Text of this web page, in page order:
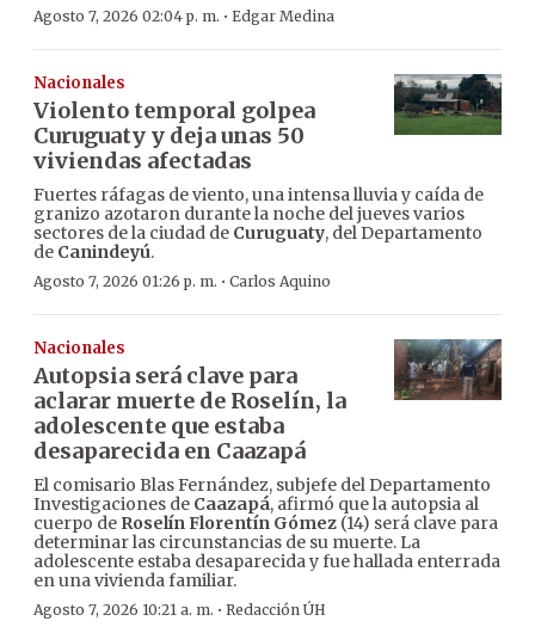
Agosto 7, 2026 02:04 p. m. · Edgar Medina
Nacionales
Violento temporal golpea
Curuguaty y deja unas 50
viviendas afectadas
Fuertes ráfagas de viento, una intensa lluvia y caída de
granizo azotaron durante la noche del jueves varios
sectores de la ciudad de Curuguaty, del Departamento
de Canindeyú.
Agosto 7, 2026 01:26 p. m. · Carlos Aquino
Nacionales
Autopsia será clave para
aclarar muerte de Roselín, la
adolescente que estaba
desaparecida en Caazapá
El comisario Blas Fernández, subjefe del Departamento
Investigaciones de Caazapá, afirmó que la autopsia al
cuerpo de Roselín Florentín Gómez (14) será clave para
determinar las circunstancias de su muerte. La
adolescente estaba desaparecida y fue hallada enterrada
en una vivienda familiar.
Agosto 7, 2026 10:21 a. m. · Redacción ÚH